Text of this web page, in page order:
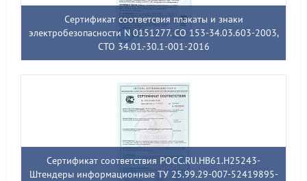
Сертификат соответсвия плакаты и знаки
электробезопасности N 0151277. СО 153-34.03.603-2003,
СТО 34.01.-30.1-001-2016
Сертификат соответствия РОСС.RU.НВ61.Н25243-
Штендеры информационные ТУ 25.99.29-007-52419895-